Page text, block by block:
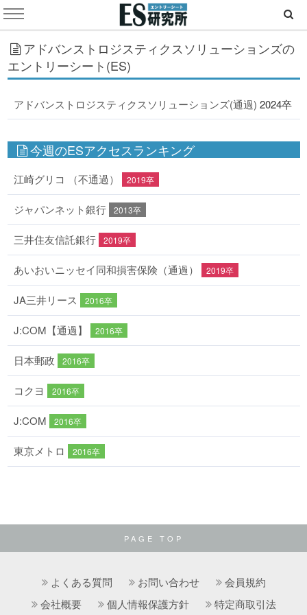
アドバンストロジスティクスソリューションズの
エントリーシート(ES)
アドバンストロジスティクスソリューションズ(通過) 2024卒
今週のESアクセスランキング
江崎グリコ （不通過） 2019卒
ジャパンネット銀行 2013卒
三井住友信託銀行 2019卒
あいおいニッセイ同和損害保険（通過） 2019卒
JA三井リース 2016卒
J:COM【通過】 2016卒
日本郵政 2016卒
コクヨ 2016卒
J:COM 2016卒
東京メトロ 2016卒
PAGE TOP
よくある質問 お問い合わせ
会員規約
会社概要
個人情報保護方針 特定商取引法